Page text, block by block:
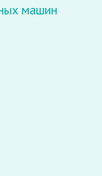
машин